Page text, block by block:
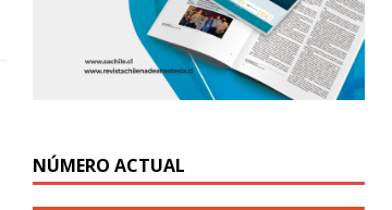
NÚMERO ACTUAL